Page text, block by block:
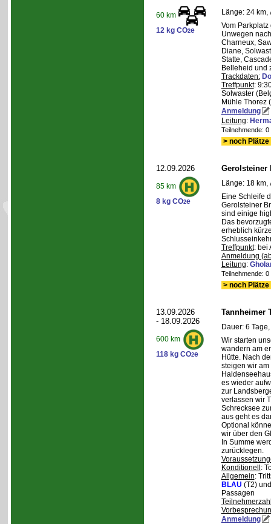
60 km
12 kg CO2e
Länge: 24 km,
Vom
Unwegen
Charneux,
Diane,
Statte,
Belleheid und
Trackdaten:
Treffpunkt:
Solwaster
Mühle Thorez
Anmeldung
Leitung:
Teilnehmende:
> noch
12.09.2026
85 km
8 kg CO2e
Gerolsteiner
Länge: 18 km,
Eine Schleife
Gerolsteiner
sind einige
Das
erheblich
Treffpunkt: bei
Anmeldung
Leitung:
Teilnehmende:
> noch
13.09.2026
- 18.09.2026
600 km
118 kg CO2e
Tannheimer
Dauer: 6
Wir starten
wandern am
Hütte. Nach
steigen wir
es wieder
zur
verlassen wir
Schrecksee
aus geht es
Optional
wir über den
In Summe
zurücklegen.
Konditionell :
Allgemein:
BLAU (T2)
Passagen
Anmeldung